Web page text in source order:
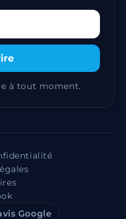
à tout moment.
Google